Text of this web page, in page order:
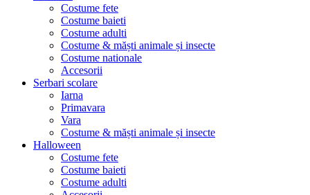
Costume fete
Costume baieti
Costume adulti
Costume & măști animale și insecte
Costume nationale
Accesorii
Serbari scolare
Iarna
Primavara
Vara
Costume & măști animale și insecte
Halloween
Costume fete
Costume baieti
Costume adulti